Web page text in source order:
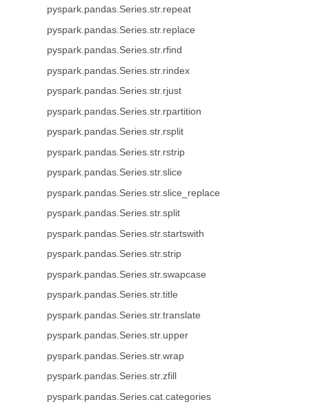
pyspark.pandas.Series.str.repeat
pyspark.pandas.Series.str.replace
pyspark.pandas.Series.str.rfind
pyspark.pandas.Series.str.rindex
pyspark.pandas.Series.str.rjust
pyspark.pandas.Series.str.rpartition
pyspark.pandas.Series.str.rsplit
pyspark.pandas.Series.str.rstrip
pyspark.pandas.Series.str.slice
pyspark.pandas.Series.str.slice_replace
pyspark.pandas.Series.str.split
pyspark.pandas.Series.str.startswith
pyspark.pandas.Series.str.strip
pyspark.pandas.Series.str.swapcase
pyspark.pandas.Series.str.title
pyspark.pandas.Series.str.translate
pyspark.pandas.Series.str.upper
pyspark.pandas.Series.str.wrap
pyspark.pandas.Series.str.zfill
pyspark.pandas.Series.cat.categories